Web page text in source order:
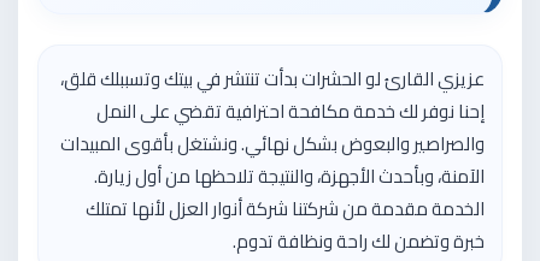
عزيزي القارئ لو الحشرات بدأت تنتشر في بيتك وتسببلك قلق،
إحنا نوفر لك خدمة مكافحة احترافية تقضي على النمل
والصراصير والبعوض بشكل نهائي. ونشتغل بأقوى المبيدات
الآمنة، وبأحدث الأجهزة، والنتيجة تلاحظها من أول زيارة.
الخدمة مقدمة من شركتنا شركة أنوار العزل لأنها تمتلك
خبرة وتضمن لك راحة ونظافة تدوم.